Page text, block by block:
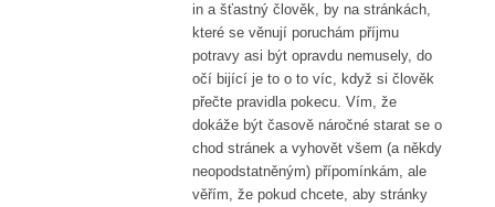
in a šťastný člověk, by na stránkách,
které se věnují poruchám příjmu
potravy asi být opravdu nemusely, do
očí bijící je to o to víc, když si člověk
přečte pravidla pokecu. Vím, že
dokáže být časově náročné starat se o
chod stránek a vyhovět všem (a někdy
neopodstatněným) přípomínkám, ale
věřím, že pokud chcete, aby stránky